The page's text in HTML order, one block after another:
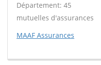
Département: 45
mutuelles d'assurances
MAAF Assurances